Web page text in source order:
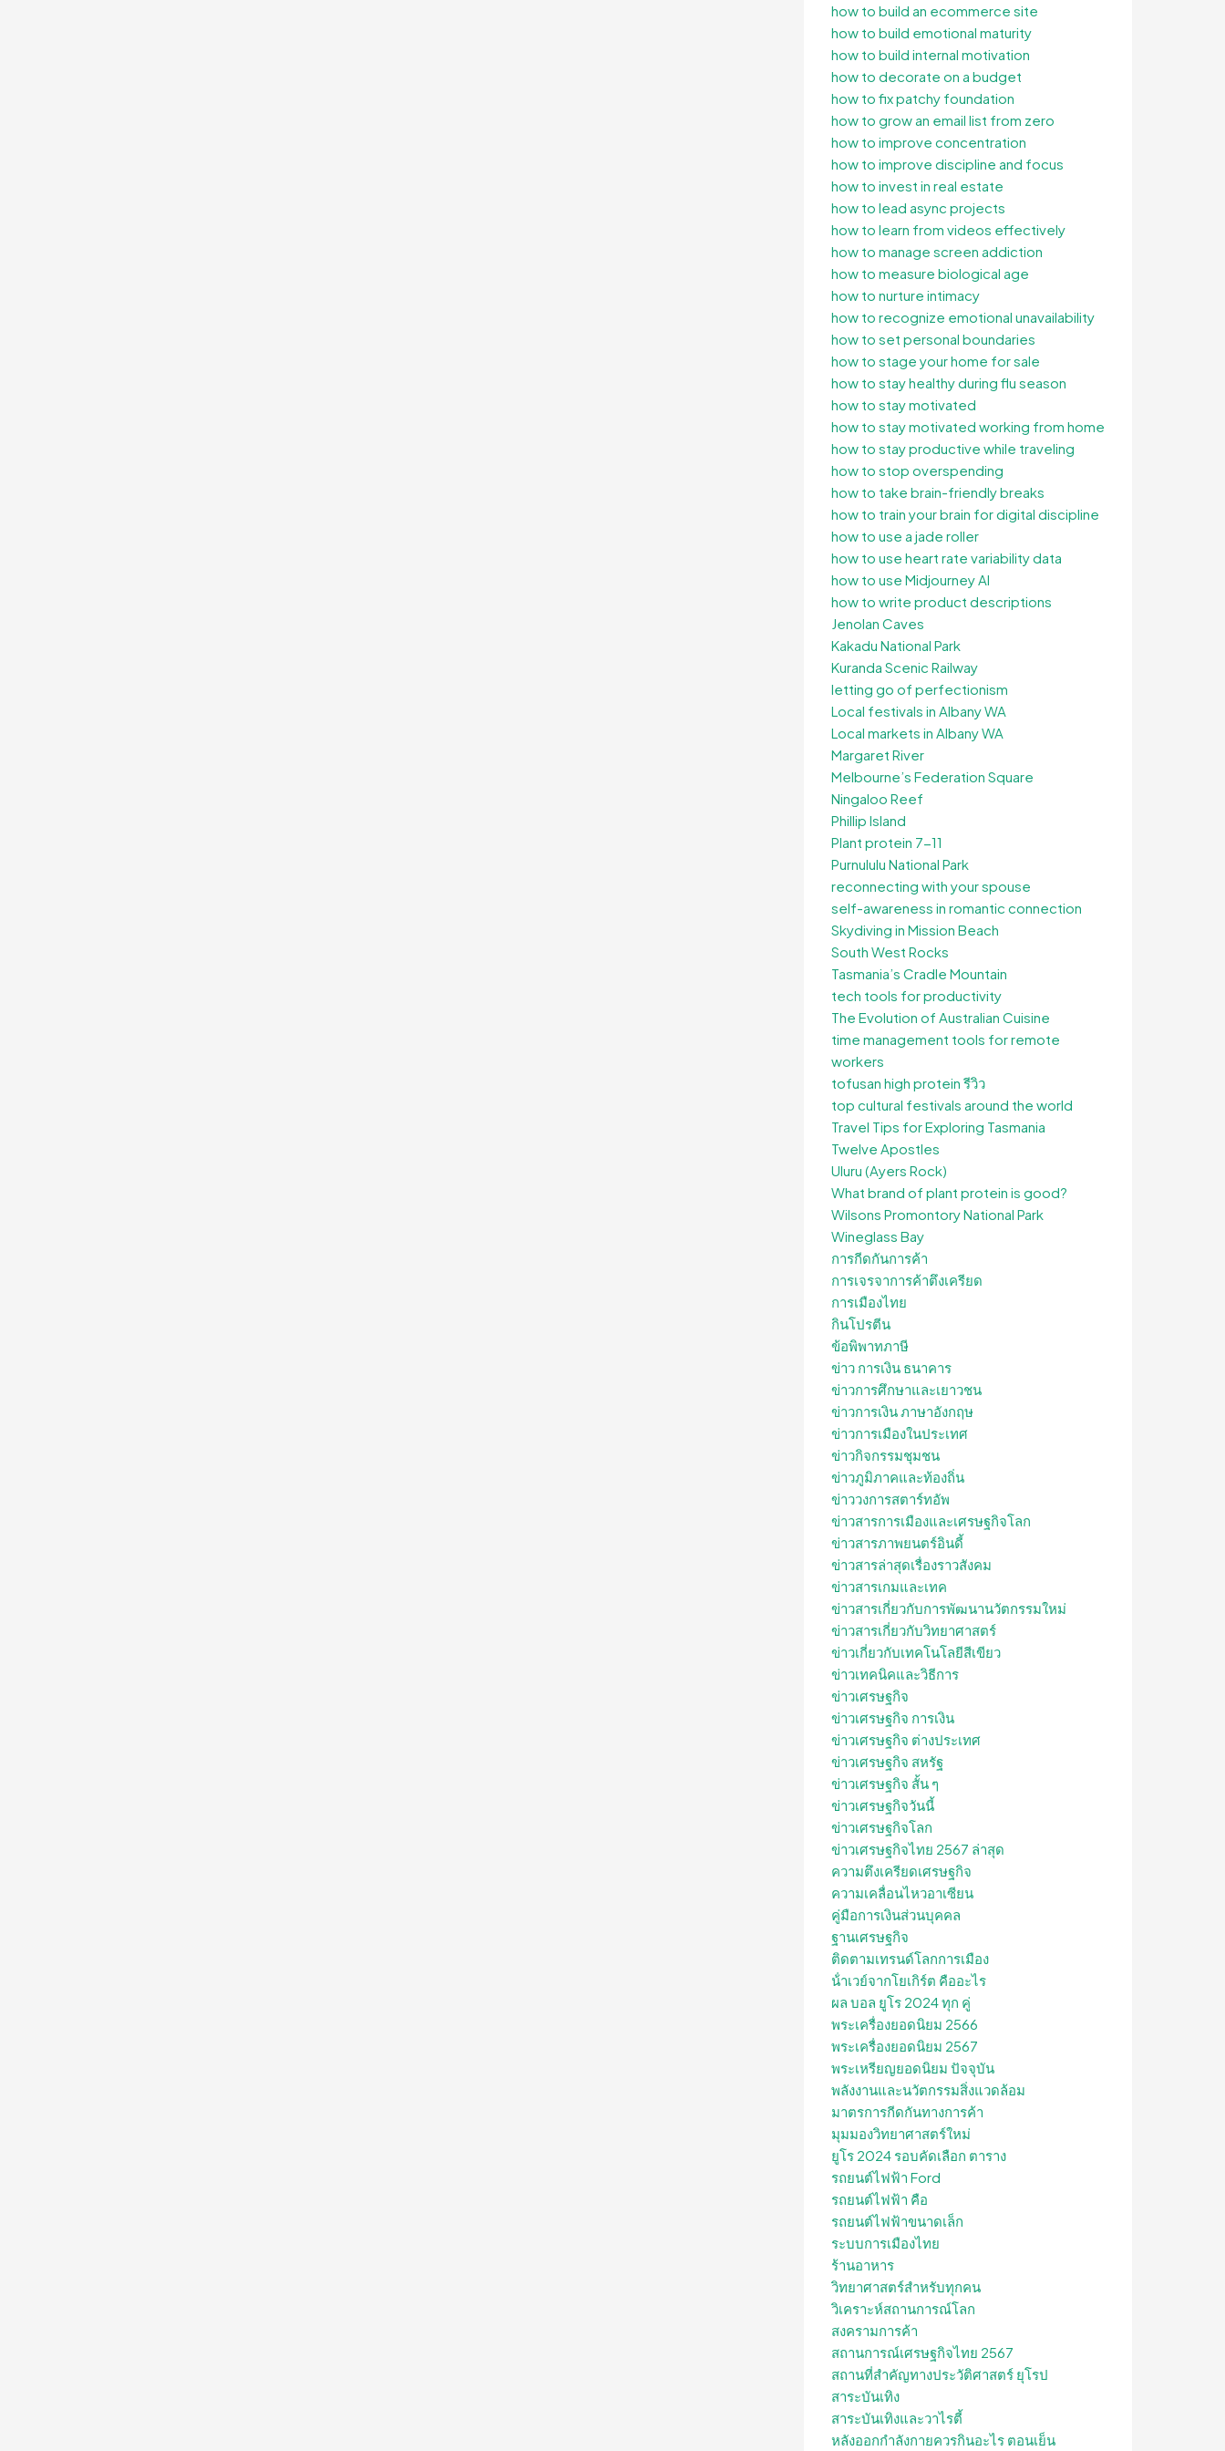
how to build an ecommerce site
how to build emotional maturity
how to build internal motivation
how to decorate on a budget
how to fix patchy foundation
how to grow an email list from zero
how to improve concentration
how to improve discipline and focus
how to invest in real estate
how to lead async projects
how to learn from videos effectively
how to manage screen addiction
how to measure biological age
how to nurture intimacy
how to recognize emotional unavailability
how to set personal boundaries
how to stage your home for sale
how to stay healthy during flu season
how to stay motivated
how to stay motivated working from home
how to stay productive while traveling
how to stop overspending
how to take brain-friendly breaks
how to train your brain for digital discipline
how to use a jade roller
how to use heart rate variability data
how to use Midjourney AI
how to write product descriptions
Jenolan Caves
Kakadu National Park
Kuranda Scenic Railway
letting go of perfectionism
Local festivals in Albany WA
Local markets in Albany WA
Margaret River
Melbourne’s Federation Square
Ningaloo Reef
Phillip Island
Plant protein 7-11
Purnululu National Park
reconnecting with your spouse
self-awareness in romantic connection
Skydiving in Mission Beach
South West Rocks
Tasmania’s Cradle Mountain
tech tools for productivity
The Evolution of Australian Cuisine
time management tools for remote
workers
tofusan high protein รีวิว
top cultural festivals around the world
Travel Tips for Exploring Tasmania
Twelve Apostles
Uluru (Ayers Rock)
What brand of plant protein is good?
Wilsons Promontory National Park
Wineglass Bay
การกีดกันการค้า
การเจรจาการค้าตึงเครียด
การเมืองไทย
กินโปรตีน
ข้อพิพาทภาษี
ข่าว การเงิน ธนาคาร
ข่าวการศึกษาและเยาวชน
ข่าวการเงิน ภาษาอังกฤษ
ข่าวการเมืองในประเทศ
ข่าวกิจกรรมชุมชน
ข่าวภูมิภาคและท้องถิ่น
ข่าววงการสตาร์ทอัพ
ข่าวสารการเมืองและเศรษฐกิจโลก
ข่าวสารภาพยนตร์อินดี้
ข่าวสารล่าสุดเรื่องราวสังคม
ข่าวสารเกมและเทค
ข่าวสารเกี่ยวกับการพัฒนานวัตกรรมใหม่
ข่าวสารเกี่ยวกับวิทยาศาสตร์
ข่าวเกี่ยวกับเทคโนโลยีสีเขียว
ข่าวเทคนิคและวิธีการ
ข่าวเศรษฐกิจ
ข่าวเศรษฐกิจ การเงิน
ข่าวเศรษฐกิจ ต่างประเทศ
ข่าวเศรษฐกิจ สหรัฐ
ข่าวเศรษฐกิจ สั้น ๆ
ข่าวเศรษฐกิจวันนี้
ข่าวเศรษฐกิจโลก
ข่าวเศรษฐกิจไทย 2567 ล่าสุด
ความตึงเครียดเศรษฐกิจ
ความเคลื่อนไหวอาเซียน
คู่มือการเงินส่วนบุคคล
ฐานเศรษฐกิจ
ติดตามเทรนด์โลกการเมือง
น้ําเวย์จากโยเกิร์ต คืออะไร
ผล บอล ยูโร 2024 ทุก คู่
พระเครื่องยอดนิยม 2566
พระเครื่องยอดนิยม 2567
พระเหรียญยอดนิยม ปัจจุบัน
พลังงานและนวัตกรรมสิ่งแวดล้อม
มาตรการกีดกันทางการค้า
มุมมองวิทยาศาสตร์ใหม่
ยูโร 2024 รอบคัดเลือก ตาราง
รถยนต์ไฟฟ้า Ford
รถยนต์ไฟฟ้า คือ
รถยนต์ไฟฟ้าขนาดเล็ก
ระบบการเมืองไทย
ร้านอาหาร
วิทยาศาสตร์สำหรับทุกคน
วิเคราะห์สถานการณ์โลก
สงครามการค้า
สถานการณ์เศรษฐกิจไทย 2567
สถานที่สําคัญทางประวัติศาสตร์ ยุโรป
สาระบันเทิง
สาระบันเทิงและวาไรตี้
หลังออกกําลังกายควรกินอะไร ตอนเย็น